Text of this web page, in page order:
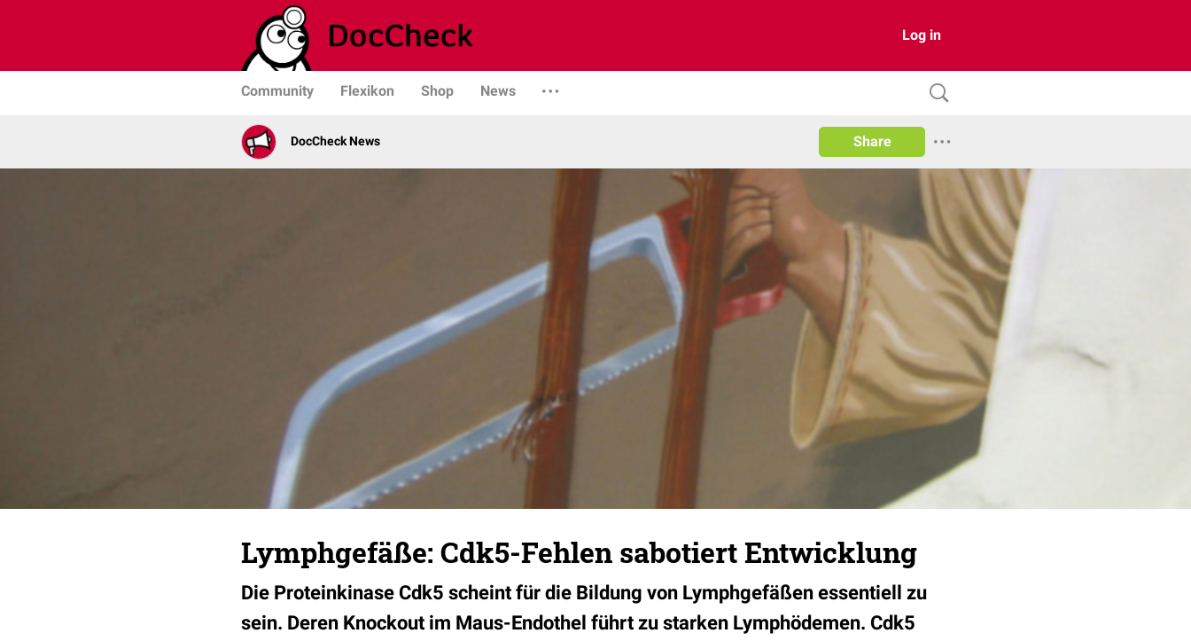
Log in
Community Flexikon Shop News
DocCheck News Share
Lymphgefäße: Cdk5-Fehlen sabotiert Entwicklung
Die Proteinkinase Cdk5 scheint für die Bildung von Lymphgefäßen essentiell zu
sein. Deren Knockout im Maus-Endothel führt zu starken Lymphödemen. Cdk5